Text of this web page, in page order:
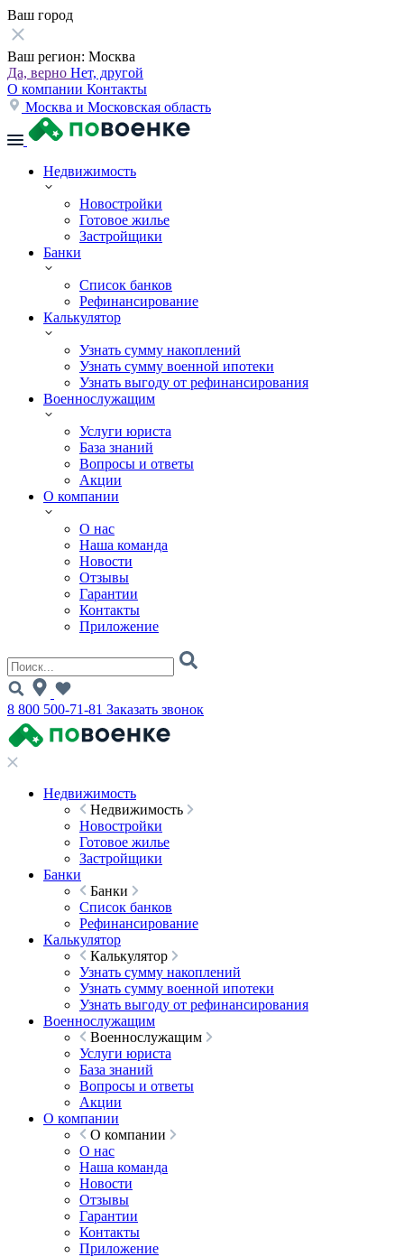
Ваш город
Ваш регион: Москва
Да, верно Нет, другой
О компании Контакты
Москва и Московская область
Недвижимость
Новостройки
Готовое жилье
Застройщики
Банки
Список банков
Рефинансирование
Калькулятор
Узнать сумму накоплений
Узнать сумму военной ипотеки
Узнать выгоду от рефинансирования
Военнослужащим
Услуги юриста
База знаний
Вопросы и ответы
Акции
О компании
О нас
Наша команда
Новости
Отзывы
Гарантии
Контакты
Приложение
8 800 500-71-81 Заказать звонок
Недвижимость
Недвижимость
Новостройки
Готовое жилье
Застройщики
Банки
Банки
Список банков
Рефинансирование
Калькулятор
Калькулятор
Узнать сумму накоплений
Узнать сумму военной ипотеки
Узнать выгоду от рефинансирования
Военнослужащим
Военнослужащим
Услуги юриста
База знаний
Вопросы и ответы
Акции
О компании
О компании
О нас
Наша команда
Новости
Отзывы
Гарантии
Контакты
Приложение